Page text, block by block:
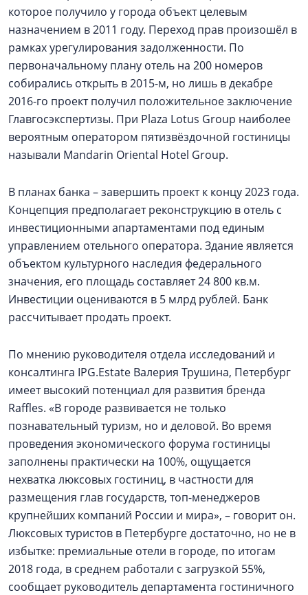
которое получило у города объект целевым
назначением в 2011 году. Переход прав произошёл в
рамках урегулирования задолженности. По
первоначальному плану отель на 200 номеров
собирались открыть в 2015-м, но лишь в декабре
2016-го проект получил положительное заключение
Главгосэкспертизы. При Plaza Lotus Group наиболее
вероятным оператором пятизвёздочной гостиницы
называли Mandarin Oriental Hotel Group.
В планах банка – завершить проект к концу 2023 года.
Концепция предполагает реконструкцию в отель с
инвестиционными апартаментами под единым
управлением отельного оператора. Здание является
объектом культурного наследия федерального
значения, его площадь составляет 24 800 кв.м.
Инвестиции оцениваются в 5 млрд рублей. Банк
рассчитывает продать проект.
По мнению руководителя отдела исследований и
консалтинга IPG.Estate Валерия Трушина, Петербург
имеет высокий потенциал для развития бренда
Raffles. «В городе развивается не только
познавательный туризм, но и деловой. Во время
проведения экономического форума гостиницы
заполнены практически на 100%, ощущается
нехватка люксовых гостиниц, в частности для
размещения глав государств, топ-менеджеров
крупнейших компаний России и мира», – говорит он.
Люксовых туристов в Петербурге достаточно, но не в
избытке: премиальные отели в городе, по итогам
2018 года, в среднем работали с загрузкой 55%,
сообщает руководитель департамента гостиничного